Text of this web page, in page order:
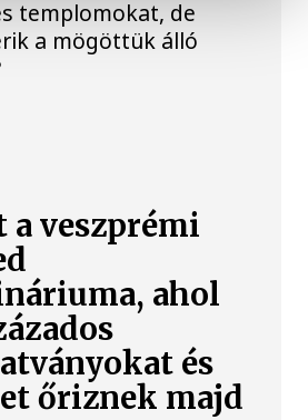
templomokat, de
a mögöttük álló
veszprémi
ahol
és
őriznek majd